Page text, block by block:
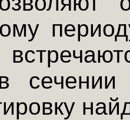
сечении